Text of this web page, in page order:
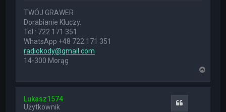
TWÓJ GRAWER
Dorabianie Kluczy.
Tel.: 722 171 351
WhatsApp +48 722 171 351
radiokody@gmail.com
14-300 Morąg
g
Lukasz1574
Użytkownik